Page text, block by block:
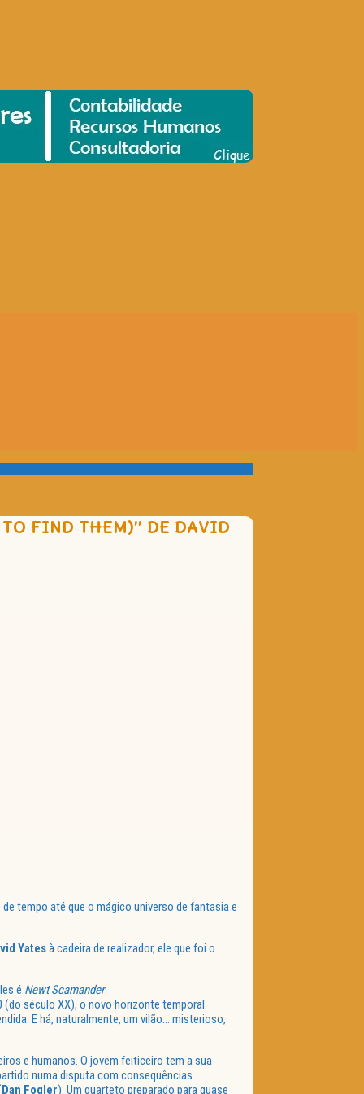
TO FIND THEM)” DE DAVID
tempo até que o mágico universo de fantasia e
Yatesà cadeira de realizador, ele que foi o
é Newt Scamander.
século XX), o novo horizonte temporal.
E há, naturalmente, um vilão… misterioso,
e humanos. O jovem feiticeiro tem a sua
numa disputa com consequências
Dan Fogler). Um quarteto preparado para quase